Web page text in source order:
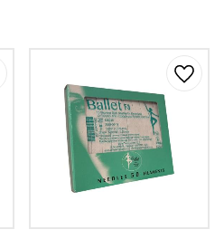
till i favoriter Lägg